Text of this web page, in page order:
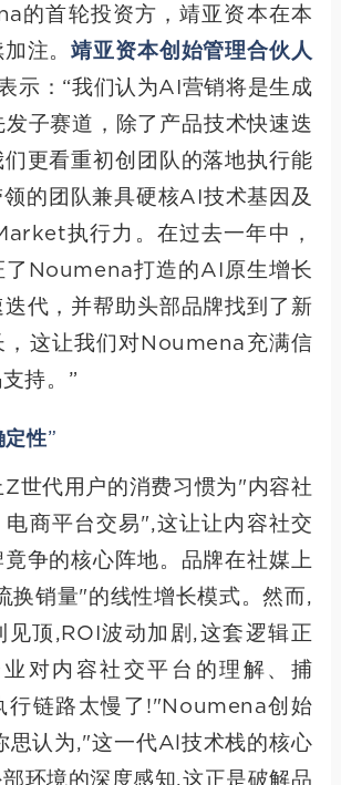
的首轮投资方，靖亚资本在本
加注。靖亚资本创始管理合伙人
示：“我们认为AI营销将是生成
子赛道，除了产品技术快速迭
更看重初创团队的落地执行能
的团队兼具硬核AI技术基因及
执行力。在过去一年中，
了Noumena打造的AI原生增长
代，并帮助头部品牌找到了新
，这让我们对Noumena充满信
持。”
定性”
世代用户的消费习惯为"内容社
电商平台交易",这让让内容社交
争的核心阵地。品牌在社媒上
换销量"的线性增长模式。然而,
见顶,ROI波动加剧,这套逻辑正
对内容社交平台的理解、捕
行链路太慢了!"Noumena创始
思认为,"这一代Al技术栈的核心
环境的深度感知,这正是破解品